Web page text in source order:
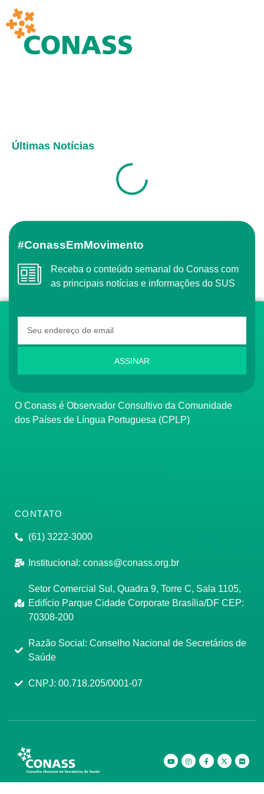
Últimas Notícias
#ConassEmMovimento
Receba o conteúdo semanal do Conass com
as principais notícias e informações do SUS
ASSINAR
O Conass é Observador Consultivo da Comunidade
dos Países de Língua Portuguesa (CPLP)
CONTATO
(61) 3222-3000
Institucional: conass@conass.org.br
Setor Comercial Sul, Quadra 9, Torre C, Sala 1105,
Edifício Parque Cidade Corporate Brasília/DF CEP:
70308-200
Razão Social: Conselho Nacional de Secretários de
Saúde
CNPJ: 00.718.205/0001-07